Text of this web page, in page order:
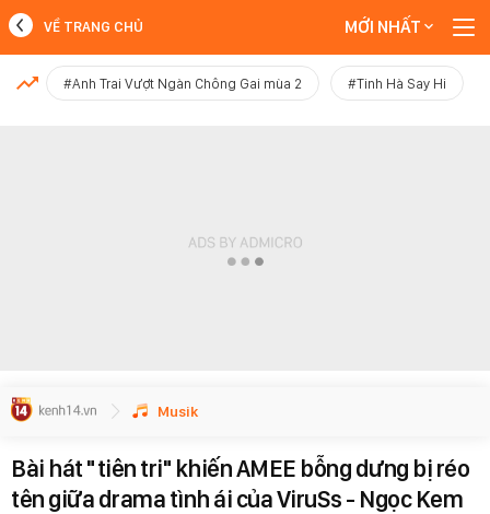
MỚI NHẤT
VỀ TRANG CHỦ MỚI NHẤT
#Anh Trai Vượt Ngàn Chông Gai mùa 2 #Tinh Hà Say Hi
Musik
Bài hát "tiên tri" khiến AMEE bỗng dưng bị réo
tên giữa drama tình ái của ViruSs - Ngọc Kem